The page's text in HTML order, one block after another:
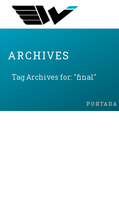
ARCHIVES
Tag Archives for: "final"
PORTADA